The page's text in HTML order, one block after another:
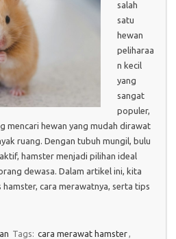
salah
satu
hewan
peliharaa
n kecil
yang
sangat
populer,
mencari hewan yang mudah dirawat
ruang. Dengan tubuh mungil, bulu
hamster menjadi pilihan ideal
dewasa. Dalam artikel ini, kita
hamster, cara merawatnya, serta tips
Tags: cara merawat hamster